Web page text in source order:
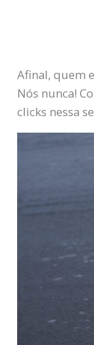
Afinal, quem
Nós nunca!
clicks nessa